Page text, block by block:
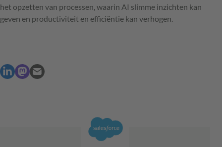
het opzetten van processen, waarin AI slimme inzichten kan
geven en productiviteit en efficiëntie kan verhogen.